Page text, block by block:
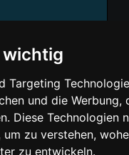
wichtig
Targeting
und die Werbung,
Diese Technologien
zu verstehen,
zu entwickeln.
« Zurück 1
22.08.2025
25.09.2025
beteiligt. Für Dich